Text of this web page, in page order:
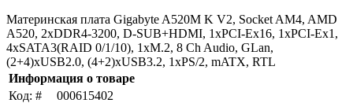
Материнская плата Gigabyte A520M K V2, Socket AM4, AMD
A520, 2xDDR4-3200, D-SUB+HDMI, 1xPCI-Ex16, 1xPCI-Ex1,
4xSATA3(RAID 0/1/10), 1xM.2, 8 Ch Audio, GLan,
(2+4)xUSB2.0, (4+2)xUSB3.2, 1xPS/2, mATX, RTL
Информация о товаре
Код: #
000615402